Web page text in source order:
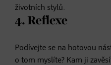
životních stylů.
4. Reflexe
Podívejte se na hotovou
o tom myslíte? Kam ji